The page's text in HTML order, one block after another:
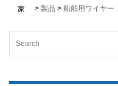
家 > 製品 > 船舶用ワイヤー